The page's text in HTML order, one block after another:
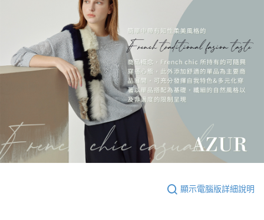
顯示電腦版詳細說明